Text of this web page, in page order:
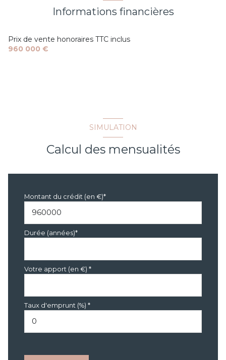
cuisine américaine (équipée)
Informations financières
Prix de vente honoraires TTC inclus
960 000 €
SIMULATION
Calcul des mensualités
Montant du crédit (en €)*
Durée (années)*
Votre apport (en €) *
Taux d'emprunt (%) *